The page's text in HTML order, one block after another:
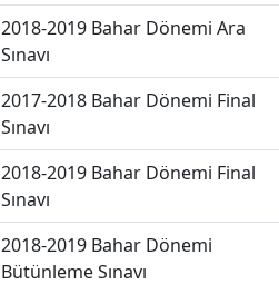
2018-2019 Bahar Dönemi Ara
Sınavı
2017-2018 Bahar Dönemi Final
Sınavı
2018-2019 Bahar Dönemi Final
Sınavı
2018-2019 Bahar Dönemi
Bütünleme Sınavı